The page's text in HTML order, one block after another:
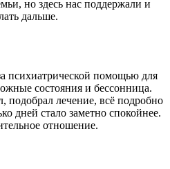
но здесь нас поддержали и
дальше.
психиатрической помощью для
состояния и бессонница.
подобрал лечение, всё подробно
дней стало заметно спокойнее.
отношение.